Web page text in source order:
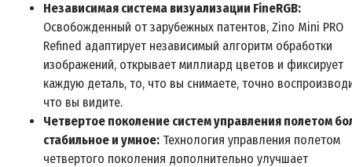
Независимая система визуализации FineRGB:
Освобожденный от зарубежных патентов, Zino Mini PRO
Refined адаптирует независимый алгоритм обработки
изображений, открывает миллиард цветов и фиксирует
каждую деталь, то, что вы снимаете, точно
что вы видите.
Четвертое поколение систем управления полетом
стабильное и умное: Технология управления полетом
четвертого поколения дополнительно улучшает